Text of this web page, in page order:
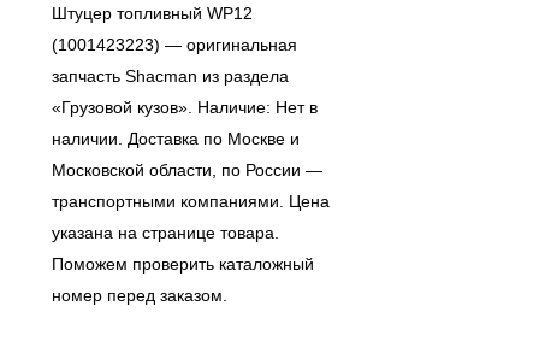
Штуцер топливный WP12
(1001423223) — оригинальная
запчасть Shacman из раздела
«Грузовой кузов». Наличие: Нет в
наличии. Доставка по Москве и
Московской области, по России —
транспортными компаниями. Цена
указана на странице товара.
Поможем проверить каталожный
номер перед заказом.